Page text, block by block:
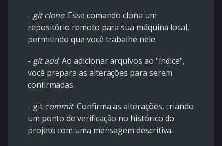
- git clone: Esse comando clona um
repositório remoto para sua máquina local,
permitindo que você trabalhe nele.
- git add: Ao adicionar arquivos ao "índice",
você prepara as alterações para serem
confirmadas.
- git commit: Confirma as alterações, criando
um ponto de verificação no histórico do
projeto com uma mensagem descritiva.